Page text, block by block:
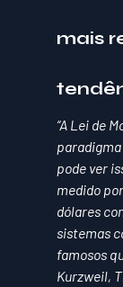
mais
“A Lei de
pode ver
medido
dólares
sistemas
famosos
Kurzweil,